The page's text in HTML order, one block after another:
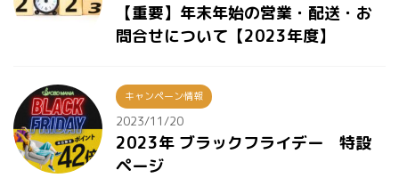
【重要】年末年始の営業・配送・お
問合せについて【2023年度】
キャンペーン情報
2023/11/20
2023年 ブラックフライデー 特設
ページ